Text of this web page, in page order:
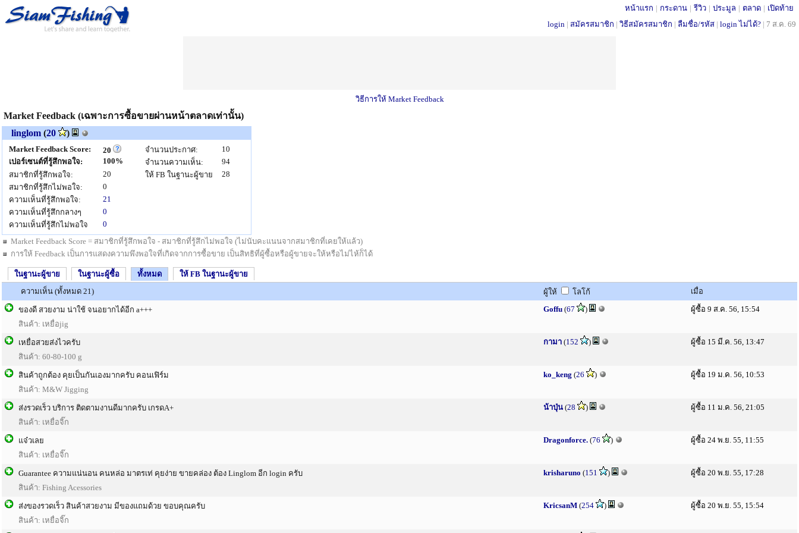
หน้าแรก | กระดาน | รีวิว | ประมูล | ตลาด | เปิดท้าย
login | สมัครสมาชิก | วิธีสมัครสมาชิก | ลืมชื่อ/รหัส | login ไม่ได้? | 7 ส.ค. 69
วิธีการให้ Market Feedback
Market Feedback (เฉพาะการซื้อขายผ่านหน้าตลาดเท่านั้น)
linglom (20 )
Market Feedback Score:
20
เปอร์เซนต์ที่รู้สึกพอใจ:
100%
สมาชิกที่รู้สึกพอใจ:
20
สมาชิกที่รู้สึกไม่พอใจ:
0
ความเห็นที่รู้สึกพอใจ:
21
ความเห็นที่รู้สึกกลางๆ
0
ความเห็นที่รู้สึกไม่พอใจ
0
จำนวนประกาศ:
10
จำนวนความเห็น:
94
ให้ FB ในฐานะผู้ขาย
28
Market Feedback Score = สมาชิกที่รู้สึกพอใจ - สมาชิกที่รู้สึกไม่พอใจ (ไม่นับคะแนนจากสมาชิกที่เคยให้แล้ว)
การให้ Feedback เป็นการแสดงความพึงพอใจที่เกิดจากการซื้อขาย เป็นสิทธิที่ผู้ซื้อหรือผู้ขายจะให้หรือไม่ไห้ก็ได้
ในฐานะผู้ขาย ในฐานะผู้ซื้อ ทั้งหมด
ให้ FB ในฐานะผู้ขาย
ความเห็น (ทั้งหมด 21)
ผู้ให้ โลโก้ เมื่อ
ของดี สวยงาม น่าใช้ จนอยากได้อีก a+++
สินค้า: เหยื่อjig
Goffu (67 ) ผู้ซื้อ 9 ส.ค. 56, 15:54
เหยื่อสวยส่งไวครับ
สินค้า: 60-80-100 g
กามา (152 ) ผู้ซื้อ 15 มี.ค. 56, 13:47
สินค้าถูกต้อง คุยเป็นกันเองมากครับ คอนเฟิร์ม
สินค้า: M&W Jigging
ko_keng (26 ) ผู้ซื้อ 19 ม.ค. 56, 10:53
ส่งรวดเร็ว บริการ ติดตามงานดีมากครับ เกรดA+
สินค้า: เหยื่อจิ๊ก
น้าปุ่น (28 ) ผู้ซื้อ 11 ม.ค. 56, 21:05
แจ๋วเลย
สินค้า: เหยื่อจิ๊ก
Dragonforce. (76 ) ผู้ซื้อ 24 พ.ย. 55, 11:55
Guarantee ความแน่นอน คนหล่อ มาตรเท่ คุยง่าย ขายคล่อง ต้อง Linglom อีก login ครับ
สินค้า: Fishing Acessories
krisharuno (151 ) ผู้ซื้อ 20 พ.ย. 55, 17:28
ส่งของรวดเร็ว สินค้าสวยงาม มีของแถมด้วย ขอบคุณครับ
สินค้า: เหยื่อจิ๊ก
KricsanM (254 ) ผู้ซื้อ 20 พ.ย. 55, 15:54